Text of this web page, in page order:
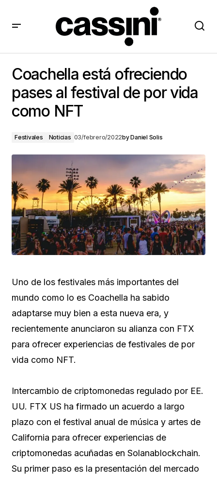
vida como NFT
Coachella está ofreciendo
pases al festival de por vida
como NFT
Festivales Noticias 03/febrero/2022byDaniel Solis
Uno de los festivales más importantes del
mundo como lo es Coachella ha sabido
adaptarse muy bien a esta nueva era, y
recientemente anunciaron su alianza con FTX
para ofrecer experiencias de festivales de por
vida como NFT.
Intercambio de criptomonedas regulado por EE.
UU. FTX US ha firmado un acuerdo a largo
plazo con el festival anual de música y artes de
California para ofrecer experiencias de
criptomonedas acuñadas en Solanablockchain.
Su primer paso es la presentación del mercado